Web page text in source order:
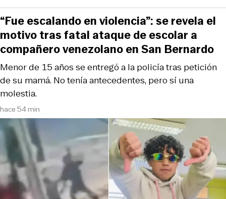
hace 54 min
Menor de 15 años se entregó a la policía tras petición
de su mamá. No tenía antecedentes, pero sí una
molestia.
“Fue escalando en violencia”: se revela el
motivo tras fatal ataque de escolar a
compañero venezolano en San Bernardo